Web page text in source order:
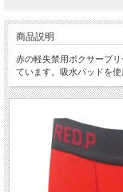
商品説明
赤の軽失禁用ボクサーブ
ています。吸水パッドを使